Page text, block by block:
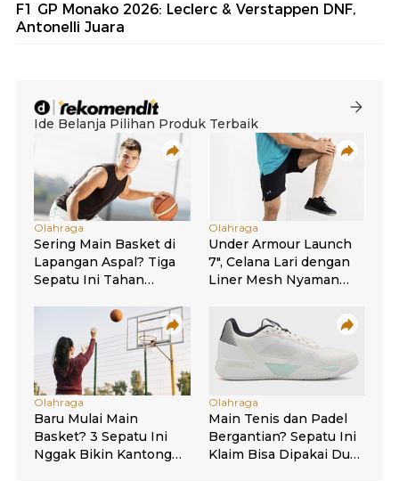
F1 GP Monako 2026: Leclerc & Verstappen DNF,
Antonelli Juara